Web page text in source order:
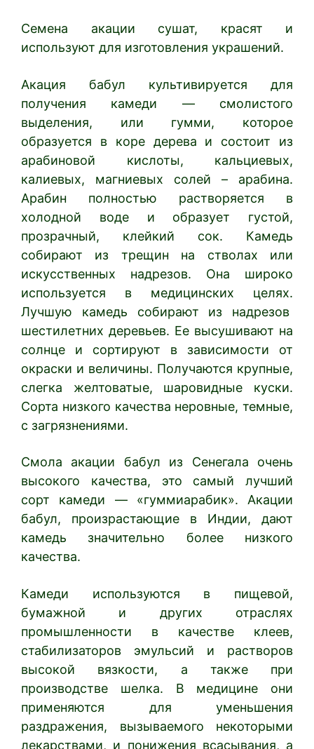
Семена акации сушат, красят и
используют для изготовления украшений.
Акация бабул культивируется для
получения камеди — смолистого
выделения, или гумми, которое
образуется в коре дерева и состоит из
арабиновой кислоты, кальциевых,
калиевых, магниевых солей – арабина.
Арабин полностью растворяется в
холодной воде и образует густой,
прозрачный, клейкий сок. Камедь
собирают из трещин на стволах или
искусственных надрезов. Она широко
используется в медицинских целях.
Лучшую камедь собирают из надрезов
шестилетних деревьев. Ее высушивают на
солнце и сортируют в зависимости от
окраски и величины. Получаются крупные,
слегка желтоватые, шаровидные куски.
Сорта низкого качества неровные, темные,
с загрязнениями.
Смола акации бабул из Сенегала очень
высокого качества, это самый лучший
сорт камеди — «гуммиарабик». Акации
бабул, произрастающие в Индии, дают
камедь значительно более низкого
качества.
Камеди используются в пищевой,
бумажной и других отраслях
промышленности в качестве клеев,
стабилизаторов эмульсий и растворов
высокой вязкости, а также при
производстве шелка. В медицине они
применяются для уменьшения
раздражения, вызываемого некоторыми
лекарствами, и понижения всасывания, а